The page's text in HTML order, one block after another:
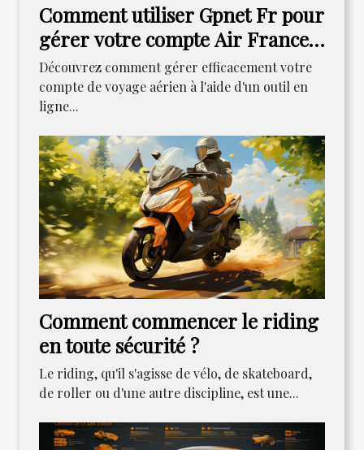
Comment utiliser Gpnet Fr pour
gérer votre compte Air France :
un guide détaillé
Découvrez comment gérer efficacement votre
compte de voyage aérien à l'aide d'un outil en
ligne...
Comment commencer le riding
en toute sécurité ?
Le riding, qu'il s'agisse de vélo, de skateboard,
de roller ou d'une autre discipline, est une...